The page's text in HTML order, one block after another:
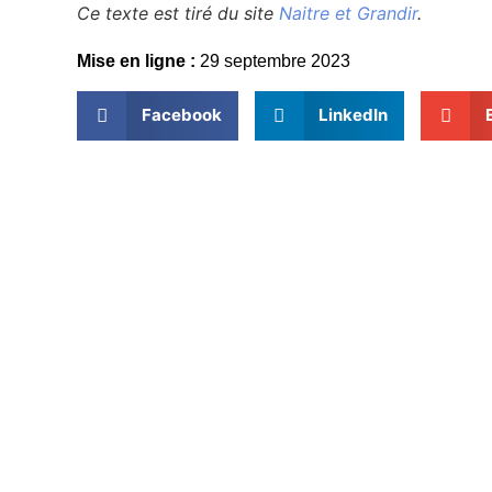
Ce texte est tiré du site Naitre et Grandir.
Mise en ligne : 29 septembre 2023
Facebook LinkedIn